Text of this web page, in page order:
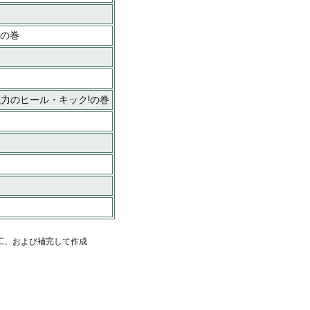
巻
のヒール・キック!の巻
、および補完して作成